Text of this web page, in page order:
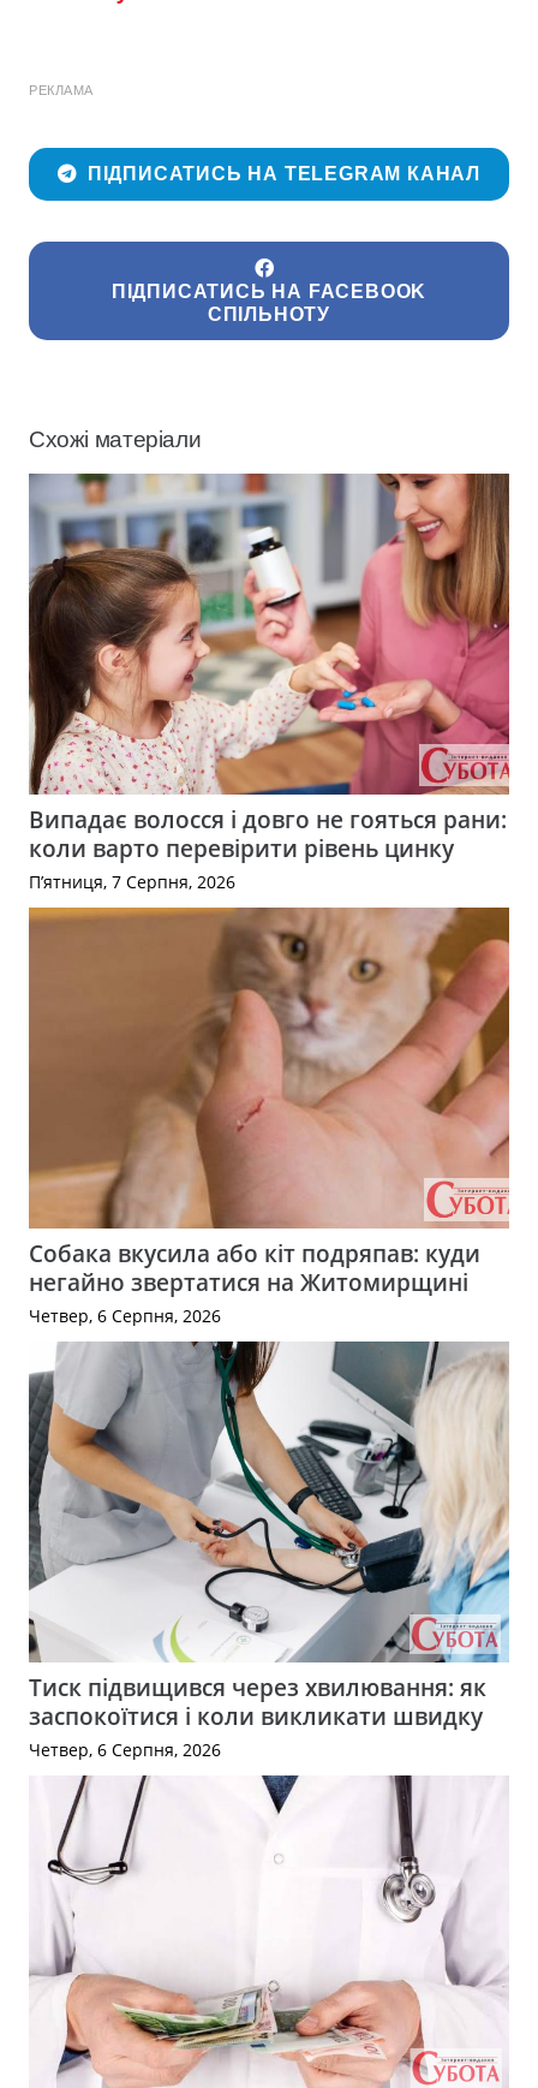
РЕКЛАМА
ПІДПИСАТИСЬ НА TELEGRAM КАНАЛ
ПІДПИСАТИСЬ НА FACEBOOK
СПІЛЬНОТУ
Схожі матеріали
Випадає волосся і довго не гояться рани:
коли варто перевірити рівень цинку
П’ятниця, 7 Серпня, 2026
Собака вкусила або кіт подряпав: куди
негайно звертатися на Житомирщині
Четвер, 6 Серпня, 2026
Тиск підвищився через хвилювання: як
заспокоїтися і коли викликати швидку
Четвер, 6 Серпня, 2026